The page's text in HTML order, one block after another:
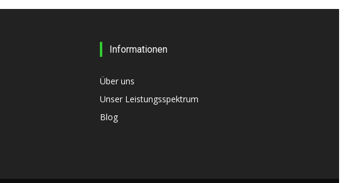
Informationen
Über uns
Unser Leistungsspektrum
Blog